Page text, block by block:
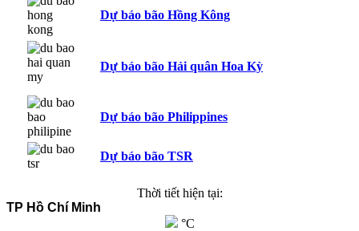
Dự báo bão Hồng Kông
Dự báo bão Hải quân Hoa Kỳ
Dự báo bão Philippines
Dự báo bão TSR
Thời tiết hiện tại:
TP Hồ Chí Minh
°C